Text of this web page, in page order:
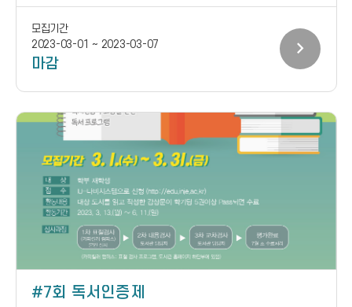
모집기간
2023-03-01 ~ 2023-03-07
마감
chevron_right
7회 독서인증제